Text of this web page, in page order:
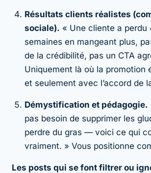
Résultats clients réalistes
sociale). « Une cliente a perdu
semaines en mangeant plus,
de la crédibilité, pas un CTA
Uniquement là où la promotion
et seulement avec l’accord de
Démystification et pédagogie.
pas besoin de supprimer les
perdre du gras — voici ce qui
vraiment. » Vous positionne
Les posts qui se font filtrer ou